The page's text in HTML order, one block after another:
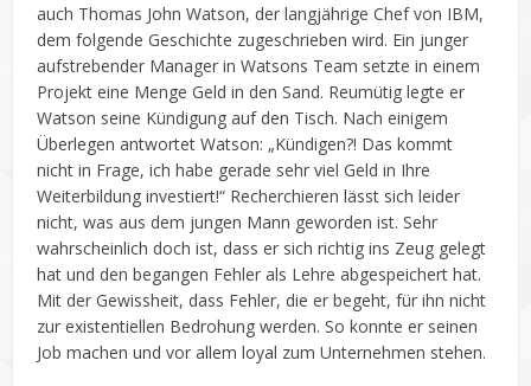
auch Thomas John Watson, der langjährige Chef von IBM,
dem folgende Geschichte zugeschrieben wird. Ein junger
aufstrebender Manager in Watsons Team setzte in einem
Projekt eine Menge Geld in den Sand. Reumütig legte er
Watson seine Kündigung auf den Tisch. Nach einigem
Überlegen antwortet Watson: „Kündigen?! Das kommt
nicht in Frage, ich habe gerade sehr viel Geld in Ihre
Weiterbildung investiert!“ Recherchieren lässt sich leider
nicht, was aus dem jungen Mann geworden ist. Sehr
wahrscheinlich doch ist, dass er sich richtig ins Zeug gelegt
hat und den begangen Fehler als Lehre abgespeichert hat.
Mit der Gewissheit, dass Fehler, die er begeht, für ihn nicht
zur existentiellen Bedrohung werden. So konnte er seinen
Job machen und vor allem loyal zum Unternehmen stehen.